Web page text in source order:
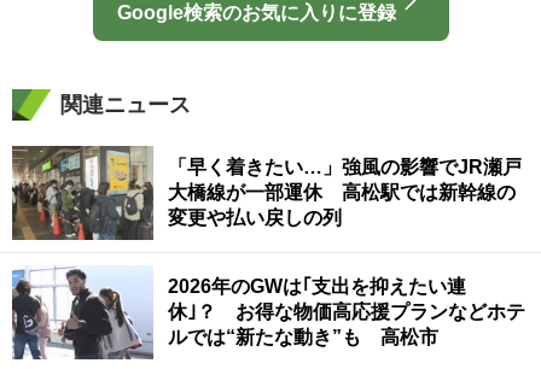
Google検索のお気に入りに登録
関連ニュース
「早く着きたい…」強風の影響でJR瀬戸
大橋線が一部運休 高松駅では新幹線の
変更や払い戻しの列
2026年のGWは｢支出を抑えたい連
休｣？ お得な物価高応援プランなどホテ
ルでは“新たな動き”も 高松市